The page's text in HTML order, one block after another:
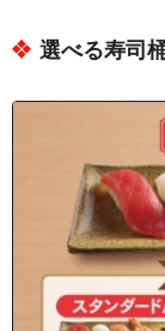
選べる寿司